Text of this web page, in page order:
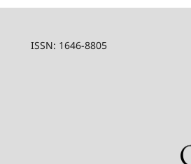
ISSN: 1646-8805